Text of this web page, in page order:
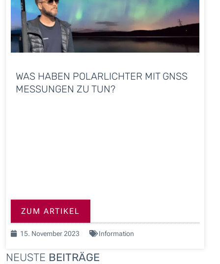
WAS HABEN POLARLICHTER MIT GNSS
MESSUNGEN ZU TUN?
ZUM ARTIKEL
15. November 2023 Information
NEUSTE BEITRÄGE